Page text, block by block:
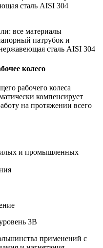
сталь AISI 304
все материалы
патрубок и
сталь AISI 304
колесо
рабочего колеса
компенсирует
на протяжении всего
и промышленных
3B
применений с